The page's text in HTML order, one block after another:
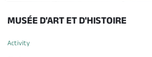
MUSÉE D'ART ET D'HISTOIRE
Activity